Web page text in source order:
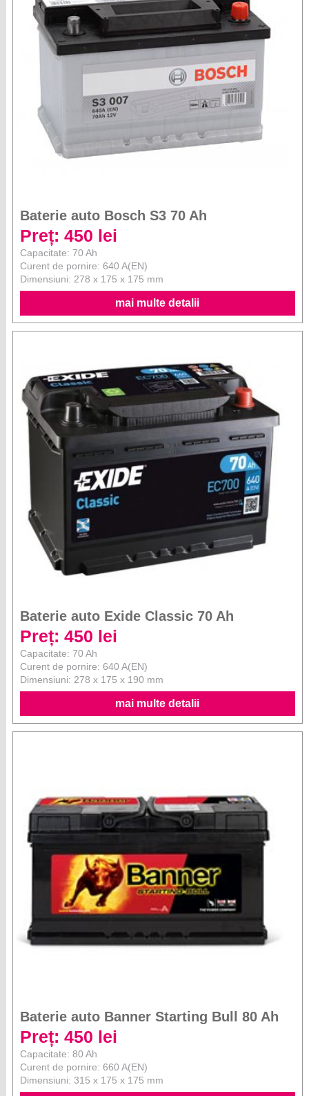
Baterie auto Bosch S3 70 Ah
Preț: 450 lei
Capacitate: 70 Ah
Curent de pornire: 640 A(EN)
Dimensiuni: 278 x 175 x 175 mm
mai multe detalii
Baterie auto Exide Classic 70 Ah
Preț: 450 lei
Capacitate: 70 Ah
Curent de pornire: 640 A(EN)
Dimensiuni: 278 x 175 x 190 mm
mai multe detalii
Baterie auto Banner Starting Bull 80 Ah
Preț: 450 lei
Capacitate: 80 Ah
Curent de pornire: 660 A(EN)
Dimensiuni: 315 x 175 x 175 mm